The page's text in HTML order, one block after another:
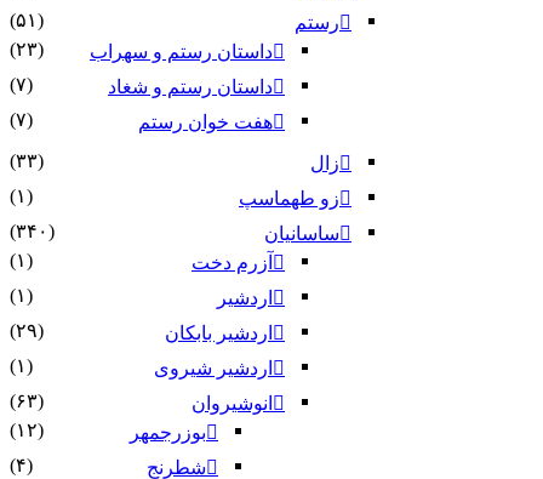
رستم
(۵۱)
داستان رستم و سهراب
(۲۳)
داستان رستم و شغاد
(۷)
هفت خوان رستم‏
(۷)
زال
(۳۳)
زو طهماسپ‏
(۱)
ساسانیان
(۳۴۰)
آزرم دخت
(۱)
اردشیر
(۱)
اردشیر بابکان
(۲۹)
اردشیر شیروی
(۱)
انوشیروان
(۶۳)
بوزرجمهر
(۱۲)
شطرنج
(۴)